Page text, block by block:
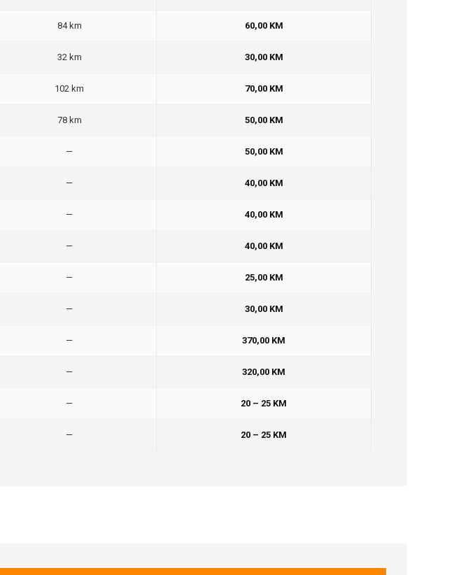
84 km 60,00 KM
32 km 30,00 KM
102 km 70,00 KM
78 km 50,00 KM
— 50,00 KM
— 40,00 KM
— 40,00 KM
— 40,00 KM
— 25,00 KM
— 30,00 KM
— 370,00 KM
— 320,00 KM
— 20 – 25 KM
— 20 – 25 KM